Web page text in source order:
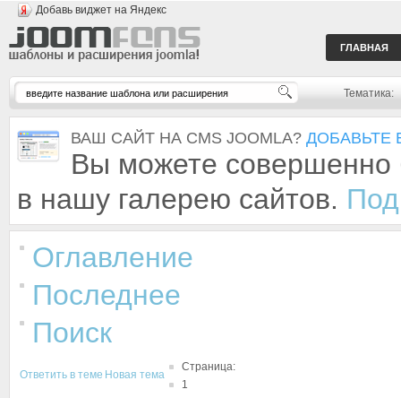
Добавь виджет на Яндекс
ГЛАВНАЯ
Тематика:
ВАШ САЙТ НА CMS JOOMLA? ДОБАВЬТЕ
Вы можете совершенно
в нашу галерею сайтов.
Оглавление
Последнее
Поиск
Ответить в теме Новая тема
Страница:
1